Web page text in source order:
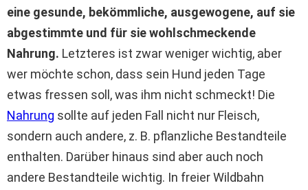
eine gesunde, bekömmliche, ausgewogene, auf sie
abgestimmte und für sie wohlschmeckende
Nahrung. Letzteres ist zwar weniger wichtig, aber
wer möchte schon, dass sein Hund jeden Tage
etwas fressen soll, was ihm nicht schmeckt! Die
Nahrung sollte auf jeden Fall nicht nur Fleisch,
sondern auch andere, z. B. pflanzliche Bestandteile
enthalten. Darüber hinaus sind aber auch noch
andere Bestandteile wichtig. In freier Wildbahn